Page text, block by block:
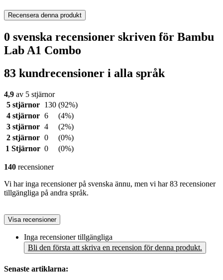
Recensera denna produkt
0 svenska recensioner skriven för Bambu
Lab A1 Combo
83 kundrecensioner i alla språk
4,9 av 5 stjärnor
5 stjärnor
130 (92%)
4 stjärnor 6
(4%)
3 stjärnor 4
(2%)
2 stjärnor 0
(0%)
1 Stjärnor 0 (0%)
140 recensioner
Vi har inga recensioner på svenska ännu, men vi har 83 recensioner
tillgängliga på andra språk.
Visa recensioner
Inga recensioner tillgängliga
Bli den första att skriva en recension för denna produkt.
Senaste artiklarna: